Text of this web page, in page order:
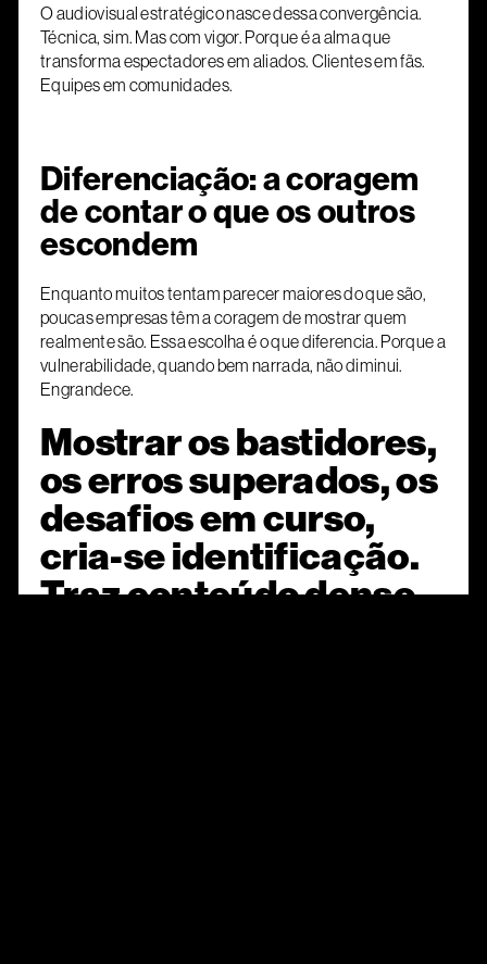
O audiovisual estratégico nasce dessa convergência.
Técnica, sim. Mas com vigor. Porque é a alma que
transforma espectadores em aliados. Clientes em fãs.
Equipes em comunidades.
Diferenciação: a coragem
de contar o que os outros
escondem
Enquanto muitos tentam parecer maiores do que são,
poucas empresas têm a coragem de mostrar quem
realmente são. Essa escolha é o que diferencia. Porque a
vulnerabilidade, quando bem narrada, não diminui.
Engrandece.
Mostrar os bastidores,
os erros superados, os
desafios em curso,
cria-se identificação.
Traz conteúdo denso.